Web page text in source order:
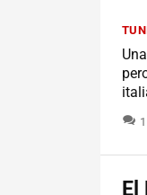
1
El